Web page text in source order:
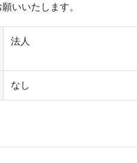
いいたします。
法人
なし